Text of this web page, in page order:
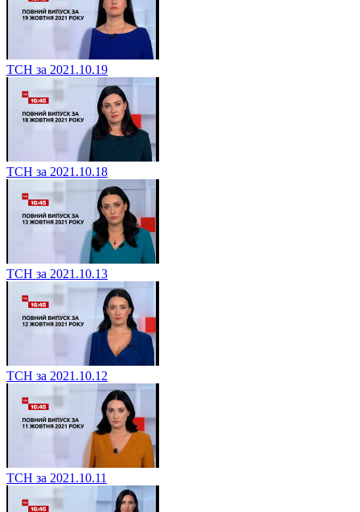
ТСН за 2021.10.19
ТСН за 2021.10.18
ТСН за 2021.10.13
ТСН за 2021.10.12
ТСН за 2021.10.11